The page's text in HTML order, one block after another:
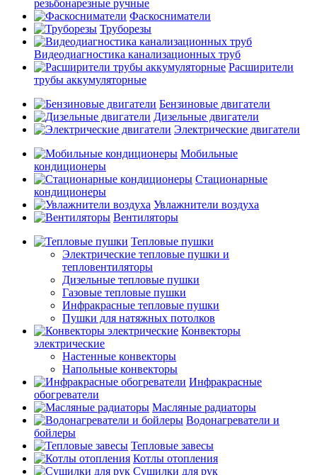
резьбонарезные ручные
Фаскосниматели
Труборезы
Видеодиагностика канализационных труб
Расширители
трубы аккумуляторные
Бензиновые двигатели
Дизельные двигатели
Электрические двигатели
Мобильные
кондиционеры
Стационарные
кондиционеры
Увлажнители воздуха
Вентиляторы
Тепловые пушки
Электрические тепловые пушки и
тепловентиляторы
Дизельные тепловые пушки
Газовые тепловые пушки
Инфракрасные тепловые пушки
Пушки для натяжных потолков
Конвекторы
электрические
Настенные конвекторы
Напольные конвекторы
Инфракрасные
обогреватели
Масляные радиаторы
Водонагреватели и
бойлеры
Тепловые завесы
Котлы отопления
Сушилки для рук